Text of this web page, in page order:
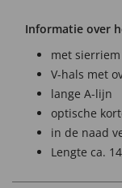
Informatie over
met
V-hals met
lange A-lijn
optische
in de naad
Lengte ca.